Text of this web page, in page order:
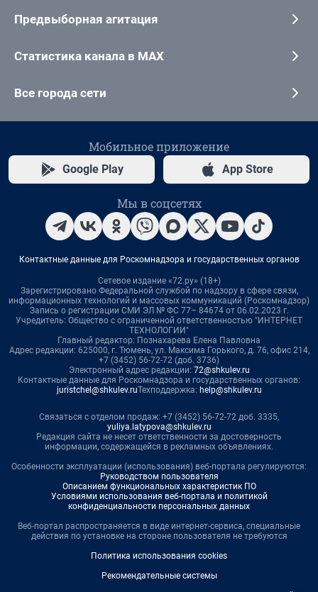
Предвыборная агитация
Статистика канала в MAX
Все города сети
Мобильное приложение
Google Play App Store
Мы в соцсетях
Контактные данные для Роскомнадзора и государственных органов
Сетевое издание «72.ру» (18+)
Зарегистрировано Федеральной службой по надзору в сфере связи,
информационных технологий и массовых коммуникаций (Роскомнадзор)
Запись о регистрации СМИ ЭЛ № ФС 77– 84674 от 06.02.2023 г.
Учредитель: Общество с ограниченной ответственностью "ИНТЕРНЕТ
ТЕХНОЛОГИИ"
Главный редактор: Познахарева Елена Павловна
Адрес редакции: 625000, г. Тюмень, ул. Максима Горького, д. 76, офис 214,
+7 (3452) 56-72-72 (доб. 3736)
Электронный адрес редакции: 72@shkulev.ru
Контактные данные для Роскомнадзора и государственных органов:
juristchel@shkulev.ruТехподдержка: help@shkulev.ru
Связаться с отделом продаж: +7 (3452) 56-72-72 доб. 3335,
yuliya.latypova@shkulev.ru
Редакция сайта не несет ответственности за достоверность
информации, содержащейся в рекламных объявлениях.
Особенности эксплуатации (использования) веб-портала регулируются:
Руководством пользователя
Описанием функциональных характеристик ПО
Условиями использования веб-портала и политикой
конфиденциальности персональных данных
Веб-портал распространяется в виде интернет-сервиса, специальные
действия по установке на стороне пользователя не требуются
Политика использования cookies
Рекомендательные системы